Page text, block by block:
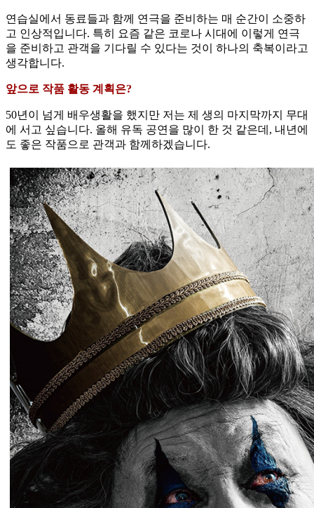
연습실에서 동료들과 함께 연극을 준비하는 매 순간이 소중하
고 인상적입니다. 특히 요즘 같은 코로나 시대에 이렇게 연극
을 준비하고 관객을 기다릴 수 있다는 것이 하나의 축복이라고
생각합니다.
앞으로 작품 활동 계획은?
50년이 넘게 배우생활을 했지만 저는 제 생의 마지막까지 무대
에 서고 싶습니다. 올해 유독 공연을 많이 한 것 같은데, 내년에
도 좋은 작품으로 관객과 함께하겠습니다.